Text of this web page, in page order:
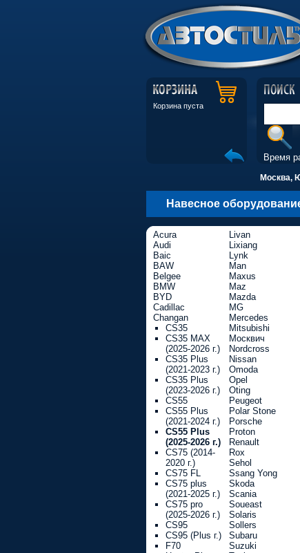
Корзина пуста
Время
Москва,
Навесное
Acura
Audi
Baic
BAW
Belgee
BMW
BYD
Cadillac
Changan
CS35
CS35 MAX
(2025-2026 г.)
CS35 Plus
(2021-2023 г.)
CS35 Plus
(2023-2026 г.)
CS55
CS55 Plus
(2021-2024 г.)
CS55 Plus
(2025-2026 г.)
CS75 (2014-
2020 г.)
CS75 FL
CS75 plus
(2021-2025 г.)
CS75 pro
(2025-2026 г.)
CS95
CS95 (Plus г.)
F70
Livan
Lixiang
Lynk
Man
Maxus
Maz
Mazda
MG
Mercedes
Mitsubishi
Москвич
Nordcross
Nissan
Omoda
Opel
Oting
Peugeot
Polar Stone
Porsche
Proton
Renault
Rox
Sehol
Ssang Yong
Skoda
Scania
Soueast
Solaris
Sollers
Subaru
Suzuki